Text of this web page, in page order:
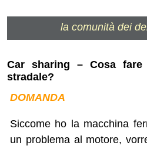
la comunità dei
Car sharing – Cosa
stradale?
DOMANDA
Siccome ho la macchina
un problema al motore,